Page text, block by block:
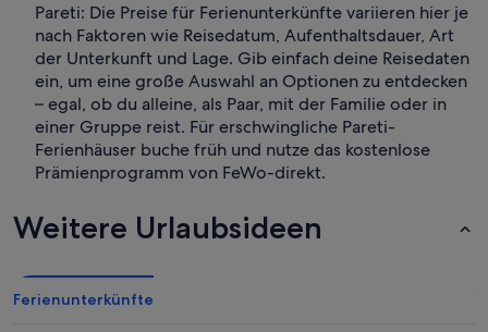
Pareti: Die Preise für Ferienunterkünfte variieren hier je
nach Faktoren wie Reisedatum, Aufenthaltsdauer, Art
der Unterkunft und Lage. Gib einfach deine Reisedaten
ein, um eine große Auswahl an Optionen zu entdecken
– egal, ob du alleine, als Paar, mit der Familie oder in
einer Gruppe reist. Für erschwingliche Pareti-
Ferienhäuser buche früh und nutze das kostenlose
Prämienprogramm von FeWo-direkt.
Weitere Urlaubsideen
Ferienunterkünfte